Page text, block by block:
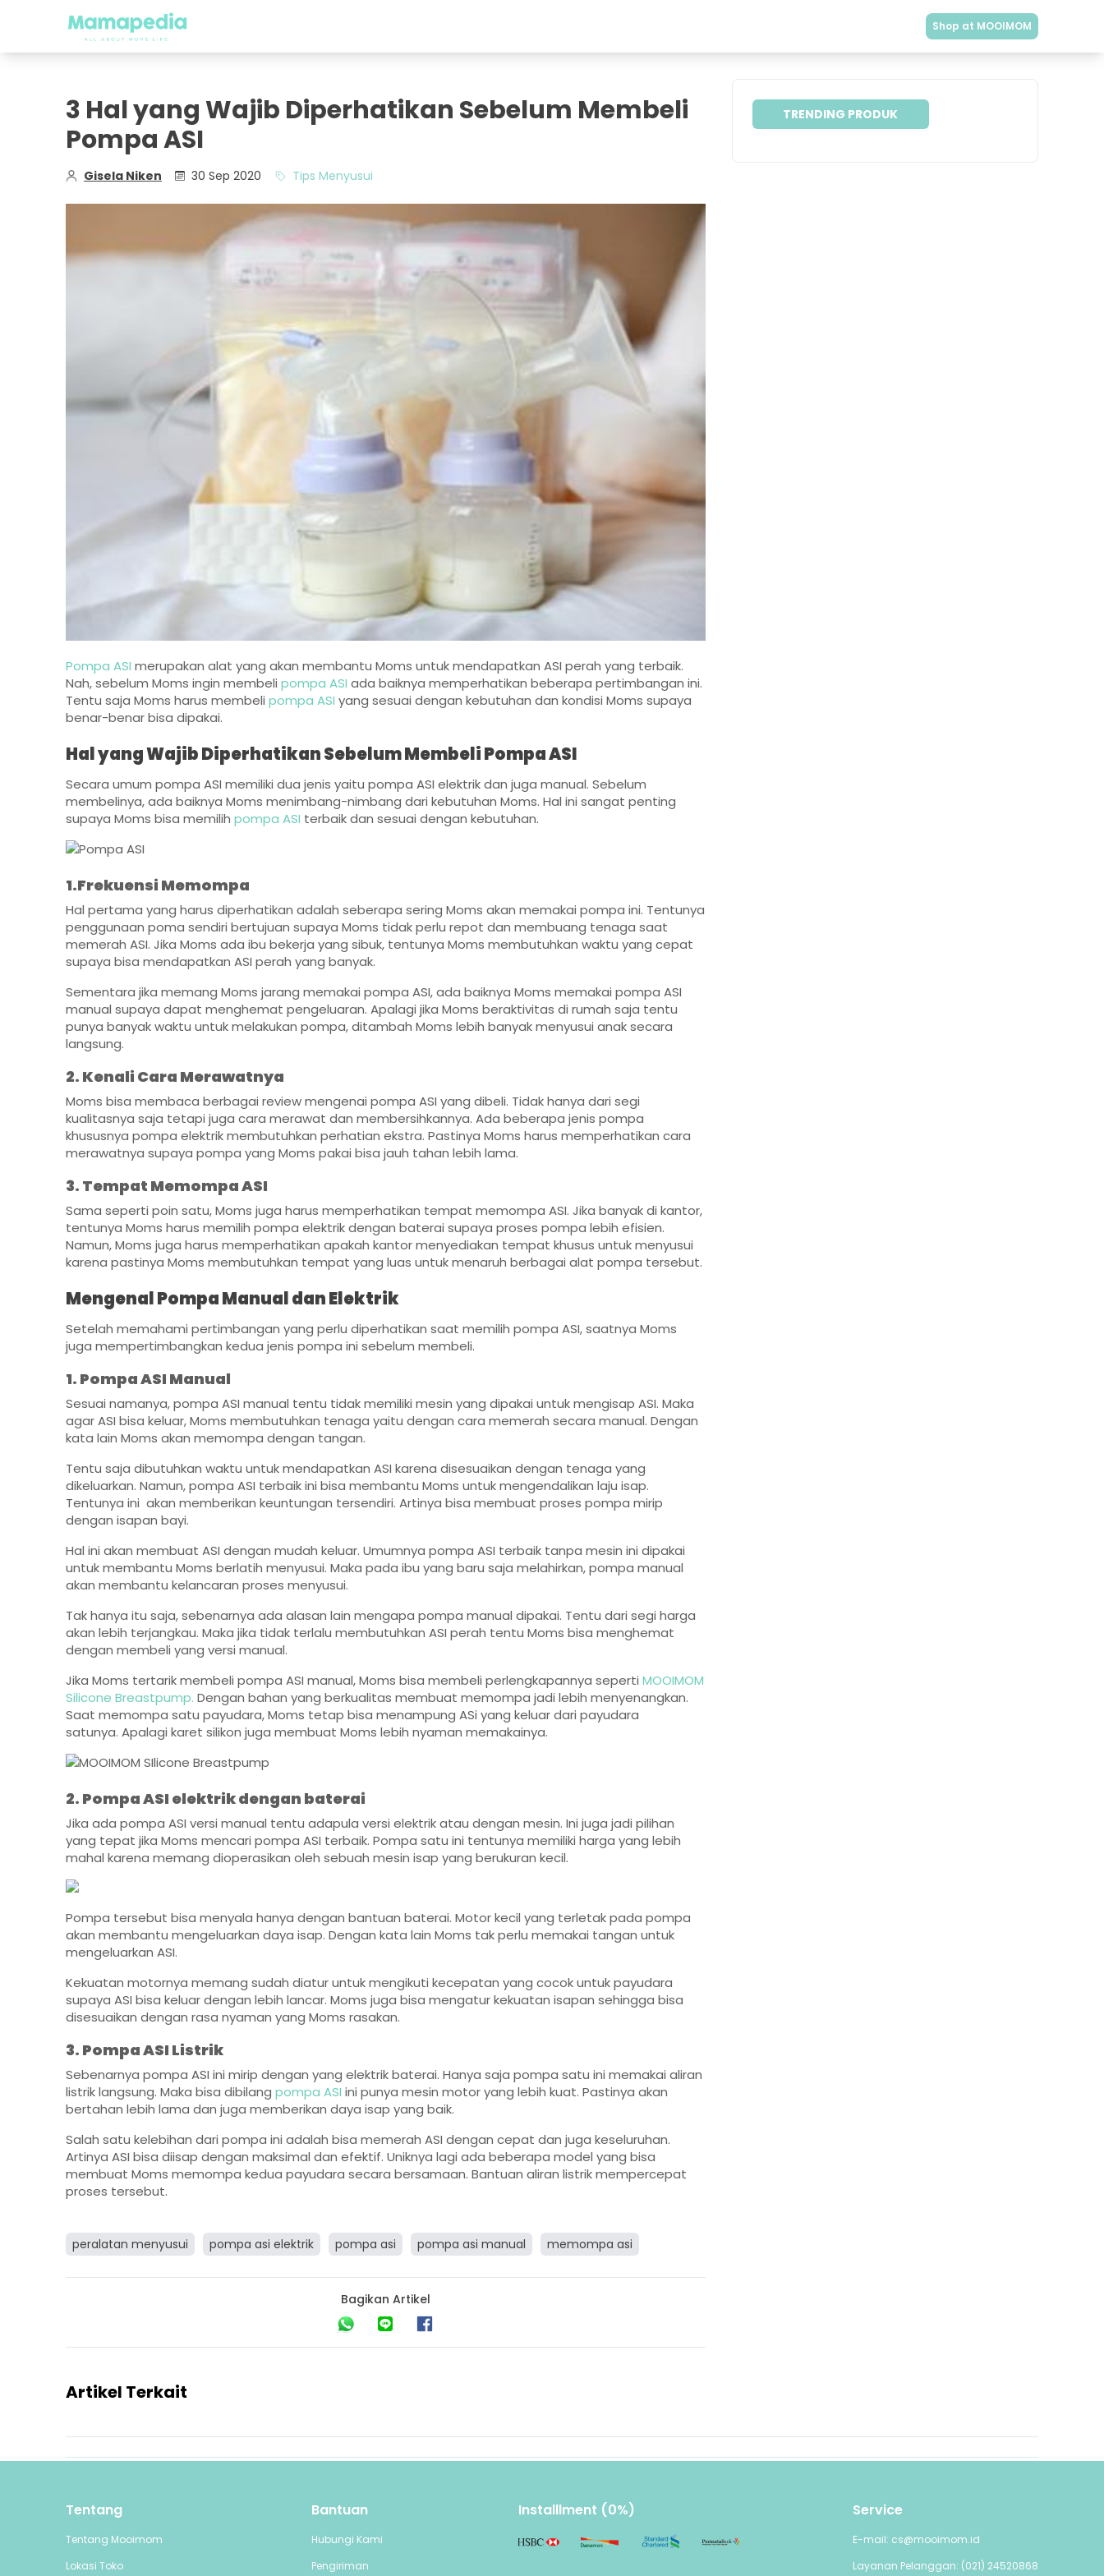
Shop at MOOIMOM
3 Hal yang Wajib Diperhatikan Sebelum Membeli
Pompa ASI
Gisela Niken 30 Sep 2020 Tips Menyusui
Pompa ASI merupakan alat yang akan membantu Moms untuk mendapatkan ASI perah yang terbaik.
Nah, sebelum Moms ingin membeli pompa ASI ada baiknya memperhatikan beberapa pertimbangan ini.
Tentu saja Moms harus membeli pompa ASI yang sesuai dengan kebutuhan dan kondisi Moms supaya
benar-benar bisa dipakai.
Hal yang Wajib Diperhatikan Sebelum Membeli Pompa ASI
Secara umum pompa ASI memiliki dua jenis yaitu pompa ASI elektrik dan juga manual. Sebelum
membelinya, ada baiknya Moms menimbang-nimbang dari kebutuhan Moms. Hal ini sangat penting
supaya Moms bisa memilih pompa ASI terbaik dan sesuai dengan kebutuhan.
1.Frekuensi Memompa
Hal pertama yang harus diperhatikan adalah seberapa sering Moms akan memakai pompa ini. Tentunya
penggunaan poma sendiri bertujuan supaya Moms tidak perlu repot dan membuang tenaga saat
memerah ASI. Jika Moms ada ibu bekerja yang sibuk, tentunya Moms membutuhkan waktu yang cepat
supaya bisa mendapatkan ASI perah yang banyak.
Sementara jika memang Moms jarang memakai pompa ASI, ada baiknya Moms memakai pompa ASI
manual supaya dapat menghemat pengeluaran. Apalagi jika Moms beraktivitas di rumah saja tentu
punya banyak waktu untuk melakukan pompa, ditambah Moms lebih banyak menyusui anak secara
langsung.
2. Kenali Cara Merawatnya
Moms bisa membaca berbagai review mengenai pompa ASI yang dibeli. Tidak hanya dari segi
kualitasnya saja tetapi juga cara merawat dan membersihkannya. Ada beberapa jenis pompa
khususnya pompa elektrik membutuhkan perhatian ekstra. Pastinya Moms harus memperhatikan cara
merawatnya supaya pompa yang Moms pakai bisa jauh tahan lebih lama.
3. Tempat Memompa ASI
Sama seperti poin satu, Moms juga harus memperhatikan tempat memompa ASI. Jika banyak di kantor,
tentunya Moms harus memilih pompa elektrik dengan baterai supaya proses pompa lebih efisien.
Namun, Moms juga harus memperhatikan apakah kantor menyediakan tempat khusus untuk menyusui
karena pastinya Moms membutuhkan tempat yang luas untuk menaruh berbagai alat pompa tersebut.
Mengenal Pompa Manual dan Elektrik
Setelah memahami pertimbangan yang perlu diperhatikan saat memilih pompa ASI, saatnya Moms
juga mempertimbangkan kedua jenis pompa ini sebelum membeli.
1. Pompa ASI Manual
Sesuai namanya, pompa ASI manual tentu tidak memiliki mesin yang dipakai untuk mengisap ASI. Maka
agar ASI bisa keluar, Moms membutuhkan tenaga yaitu dengan cara memerah secara manual. Dengan
kata lain Moms akan memompa dengan tangan.
Tentu saja dibutuhkan waktu untuk mendapatkan ASI karena disesuaikan dengan tenaga yang
dikeluarkan. Namun, pompa ASI terbaik ini bisa membantu Moms untuk mengendalikan laju isap.
Tentunya ini akan memberikan keuntungan tersendiri. Artinya bisa membuat proses pompa mirip
dengan isapan bayi.
Hal ini akan membuat ASI dengan mudah keluar. Umumnya pompa ASI terbaik tanpa mesin ini dipakai
untuk membantu Moms berlatih menyusui. Maka pada ibu yang baru saja melahirkan, pompa manual
akan membantu kelancaran proses menyusui.
Tak hanya itu saja, sebenarnya ada alasan lain mengapa pompa manual dipakai. Tentu dari segi harga
akan lebih terjangkau. Maka jika tidak terlalu membutuhkan ASI perah tentu Moms bisa menghemat
dengan membeli yang versi manual.
Jika Moms tertarik membeli pompa ASI manual, Moms bisa membeli perlengkapannya seperti MOOIMOM
Silicone Breastpump. Dengan bahan yang berkualitas membuat memompa jadi lebih menyenangkan.
Saat memompa satu payudara, Moms tetap bisa menampung ASi yang keluar dari payudara
satunya. Apalagi karet silikon juga membuat Moms lebih nyaman memakainya.
2. Pompa ASI elektrik dengan baterai
Jika ada pompa ASI versi manual tentu adapula versi elektrik atau dengan mesin. Ini juga jadi pilihan
yang tepat jika Moms mencari pompa ASI terbaik. Pompa satu ini tentunya memiliki harga yang lebih
mahal karena memang dioperasikan oleh sebuah mesin isap yang berukuran kecil.
Pompa tersebut bisa menyala hanya dengan bantuan baterai. Motor kecil yang terletak pada pompa
akan membantu mengeluarkan daya isap. Dengan kata lain Moms tak perlu memakai tangan untuk
mengeluarkan ASI.
Kekuatan motornya memang sudah diatur untuk mengikuti kecepatan yang cocok untuk payudara
supaya ASI bisa keluar dengan lebih lancar. Moms juga bisa mengatur kekuatan isapan sehingga bisa
disesuaikan dengan rasa nyaman yang Moms rasakan.
3. Pompa ASI Listrik
Sebenarnya pompa ASI ini mirip dengan yang elektrik baterai. Hanya saja pompa satu ini memakai aliran
listrik langsung. Maka bisa dibilang pompa ASI ini punya mesin motor yang lebih kuat. Pastinya akan
bertahan lebih lama dan juga memberikan daya isap yang baik.
Salah satu kelebihan dari pompa ini adalah bisa memerah ASI dengan cepat dan juga keseluruhan.
Artinya ASI bisa diisap dengan maksimal dan efektif. Uniknya lagi ada beberapa model yang bisa
membuat Moms memompa kedua payudara secara bersamaan. Bantuan aliran listrik mempercepat
proses tersebut.
peralatan menyusui pompa asi elektrik pompa asi pompa asi manual memompa asi
Bagikan Artikel
TRENDING PRODUK
Artikel Terkait
Tentang
Tentang Mooimom
Lokasi Toko
Bantuan
Hubungi Kami
Pengiriman
Installlment (0%) Service
E-mail: cs@mooimom.id
Layanan Pelanggan: (021) 24520868